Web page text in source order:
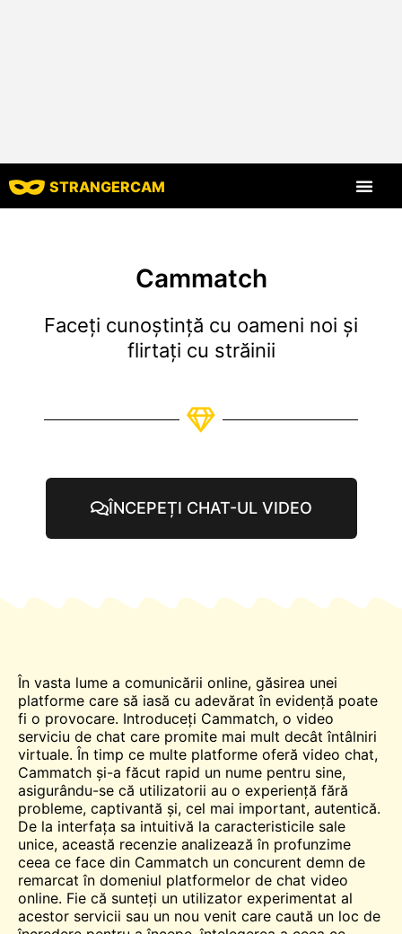
STRANGERCAM
Cammatch
Faceți cunoștință cu oameni noi și
flirtați cu străinii
ÎNCEPEȚI CHAT-UL VIDEO
În vasta lume a comunicării online, găsirea unei
platforme care să iasă cu adevărat în evidență poate
fi o provocare. Introduceți Cammatch, o video
serviciu de chat care promite mai mult decât întâlniri
virtuale. În timp ce multe platforme oferă video chat,
Cammatch și-a făcut rapid un nume pentru sine,
asigurându-se că utilizatorii au o experiență fără
probleme, captivantă și, cel mai important, autentică.
De la interfața sa intuitivă la caracteristicile sale
unice, această recenzie analizează în profunzime
ceea ce face din Cammatch un concurent demn de
remarcat în domeniul platformelor de chat video
online. Fie că sunteți un utilizator experimentat al
acestor servicii sau un nou venit care caută un loc de